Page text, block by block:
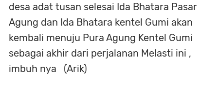
desa adat tusan selesai Ida Bhatara Pasar
Agung dan Ida Bhatara kentel Gumi akan
kembali menuju Pura Agung Kentel Gumi
sebagai akhir dari perjalanan Melasti ini ,
imbuh nya (Arik)